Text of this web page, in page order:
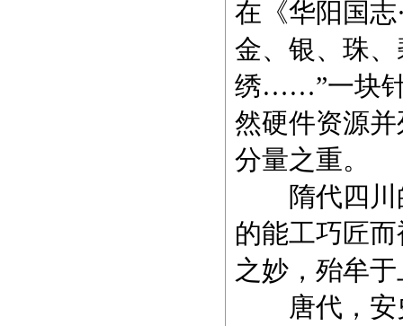
在《华阳国
金、银、珠
绣……”一块针
然硬件资源
分量之重。
隋代四川的
的能工巧匠
之妙，殆牟
唐代，安史